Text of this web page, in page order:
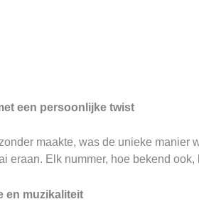
een persoonlijke twist
maakte, was de unieke manier
eraan. Elk nummer, hoe bekend
en muzikaliteit